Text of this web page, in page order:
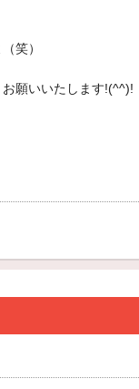
笑）
願いいたします!(^^)!